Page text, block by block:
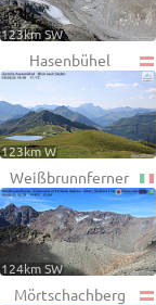
123km SW
Hasenbühel
123km W
Weißbrunnferner
124km SW
Mörtschachberg